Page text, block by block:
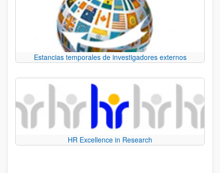
Estancias temporales de investigadores externos
HR Excellence in Research